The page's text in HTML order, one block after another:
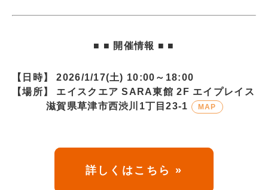
■ ■ 開催情報 ■ ■
【日時】 2026/1/17(土) 10:00～18:00
【場所】 エイスクエア SARA東館 2F エイプレイス
滋賀県草津市西渋川1丁目23-1
MAP
詳しくはこちら »